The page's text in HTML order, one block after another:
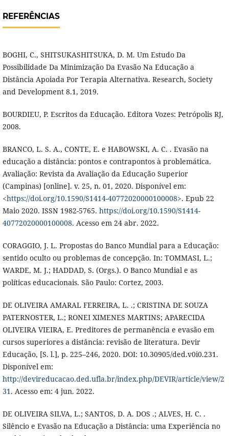
REFERÊNCIAS
BOGHI, C., SHITSUKASHITSUKA, D. M. Um Estudo Da
Possibilidade Da Minimização Da Evasão Na Educação a
Distância Apoiada Por Terapia Alternativa. Research, Society
and Development 8.1, 2019.
BOURDIEU, P. Escritos da Educação. Editora Vozes: Petrópolis RJ,
2008.
BRANCO, L. S. A., CONTE, E. e HABOWSKI, A. C. . Evasão na
educação a distância: pontos e contrapontos à problemática.
Avaliação: Revista da Avaliação da Educação Superior
(Campinas) [online]. v. 25, n. 01, 2020. Disponível em:
<https://doi.org/10.1590/S1414-40772020000100008>. Epub 22
Maio 2020. ISSN 1982-5765. https://doi.org/10.1590/S1414-
40772020000100008. Acesso em 24 abr. 2022.
CORAGGIO, J. L. Propostas do Banco Mundial para a Educação:
sentido oculto ou problemas de concepção. In: TOMMASI, L.;
WARDE, M. J.; HADDAD, S. (Orgs.). O Banco Mundial e as
políticas educacionais. São Paulo: Cortez, 2003.
DE OLIVEIRA AMARAL FERREIRA, L. .; CRISTINA DE SOUZA
PATERNOSTER, L.; RONEI XIMENES MARTINS; APARECIDA
OLIVEIRA VIEIRA, E. Preditores de permanência e evasão em
cursos superiores a distância: revisão de literatura. Devir
Educação, [S. l.], p. 225–246, 2020. DOI: 10.30905/ded.v0i0.231.
Disponível em:
http://devireducacao.ded.ufla.br/index.php/DEVIR/article/view/2
31. Acesso em: 4 jun. 2022.
DE OLIVEIRA SILVA, L.; SANTOS, D. A. DOS .; ALVES, H. C. .
Silêncio e Evasão na Educação a Distância: uma Experiência no